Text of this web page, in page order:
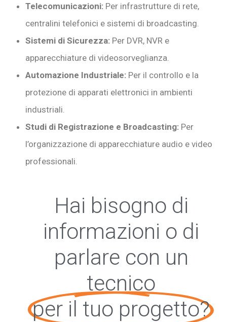
Telecomunicazioni: Per infrastrutture di rete,
centralini telefonici e sistemi di broadcasting.
Sistemi di Sicurezza: Per DVR, NVR e
apparecchiature di videosorveglianza.
Automazione Industriale: Per il controllo e la
protezione di apparati elettronici in ambienti
industriali.
Studi di Registrazione e Broadcasting: Per
l’organizzazione di apparecchiature audio e video
professionali.
Hai bisogno di
informazioni o di
parlare con un
tecnico
per il tuo progetto?